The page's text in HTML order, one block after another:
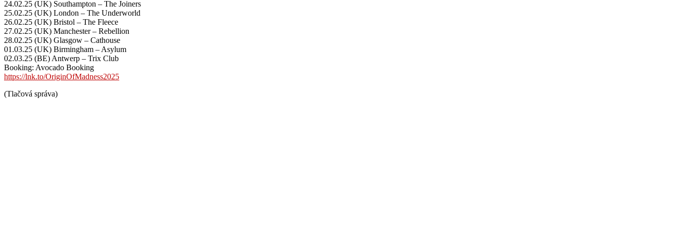
24.02.25 (UK) Southampton – The Joiners
25.02.25 (UK) London – The Underworld
26.02.25 (UK) Bristol – The Fleece
27.02.25 (UK) Manchester – Rebellion
28.02.25 (UK) Glasgow – Cathouse
01.03.25 (UK) Birmingham – Asylum
02.03.25 (BE) Antwerp – Trix Club
Booking: Avocado Booking
https://lnk.to/OriginOfMadness2025
(Tlačová správa)